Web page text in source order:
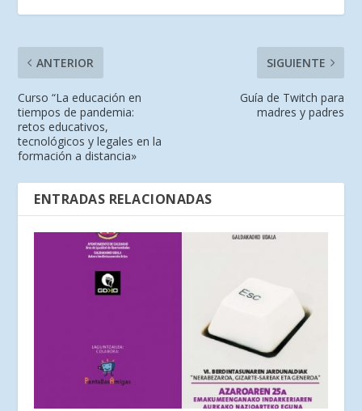
ANTERIOR
Curso “La educación en
tiempos de pandemia:
retos educativos,
tecnológicos y legales en la
formación a distancia»
SIGUIENTE
Guía de Twitch para
madres y padres
ENTRADAS RELACIONADAS